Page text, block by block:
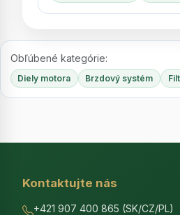
Obľúbené kategórie:
Diely motora Brzdový systém
Kontaktujte nás
+421 907 400 865 (SK/CZ/PL)